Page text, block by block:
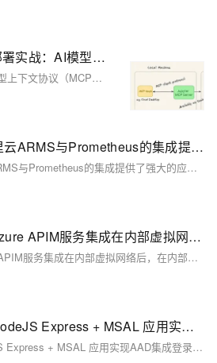
Jupyter MCP服务器部署实战：AI模型与Python环境无缝集成教程
Jupyter MCP服务器基于模型上下文协议（MCP），实现大型语言模型与Jupyter环境的无缝集成。它通过标准化接口，让AI模型安全访问和操作Jupyter核心组件，如内核、文件系统和终端。本文深入解析其技术架构、功能特性及部署方法。MCP服务器解决了传统AI模型缺乏实时上下文感知的问题，支持代码执行、变量状态获取、文件管理等功能，提升编程效率。同时，严格的权限控制确保了安全性。作为智能化交互工具，Jupyter MCP为动态计算环境与AI模型之间搭建了高效桥梁。
在云原生环境中，阿里云ARMS与Prometheus的集成提供了强大的应用实时监控解决方案
在云原生环境中，阿里云ARMS与Prometheus的集成提供了强大的应用实时监控解决方案。该集成结合了ARMS的基础设施监控能力和Prometheus的灵活配置及社区支持，实现了全面、精准的系统状态、性能和错误监控，提升了应用的稳定性和管理效率。通过统一的数据视图和高级查询功能，帮助企业有效应对云原生挑战，促进业务的持续发展。
【Azure API 管理】Azure APIM服务集成在内部虚拟网络后，在内部环境中打开APIM门户使用APIs中的TEST功能失败
【Azure API 管理】Azure APIM服务集成在内部虚拟网络后，在内部环境中打开APIM门户使用APIs中的TEST功能失败
【Azure 应用服务】NodeJS Express + MSAL 应用实现AAD集成登录并部署在App Service Linux环境中的实现步骤
【Azure 应用服务】NodeJS Express + MSAL 应用实现AAD集成登录并部署在App Service Linux环境中的实现步骤